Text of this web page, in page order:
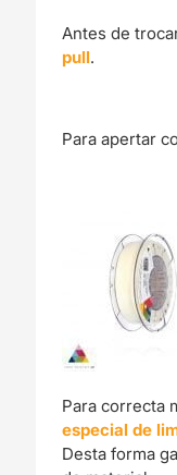
Antes de
pull.
Para apertar
Para correcta
especial de
Desta forma